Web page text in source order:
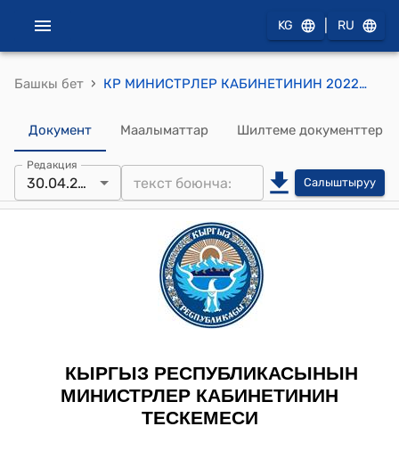
KG RU
Башкы бет › КР МИНИСТРЛЕР КАБИНЕТИНИН 2022-жылдын 30-апрелиндеги № 234-т (2022-жылдын 14-мартында Тегеран шаарында кол коюлган, 2018-жылдын 17-майындагы Бир тараптан Евразия экономикалык бирлиги менен анын мүчө мамлекеттеринин жана экинчи тараптан Иран Ислам Республикасынын ортосундагы Эркин соода аймагын түзүүгө багытталган убактылуу макулдашуунун протоколуна Кыргыз Республикасынын Министрлер Кабинетинин тиркелген корутундусун жактыруу тууралуу) тескемеси тиркелген корутундусун жактыруу тууралуу) ТЕСКЕМЕСИ
Документ Маалыматтар Шилтеме документтер
Редакция
30.04.2022 Салыштыруу